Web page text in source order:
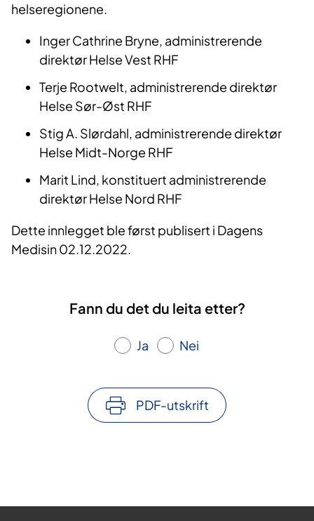
helseregionene.
​Inge​r Cathrine Bryne, administrerende
direktør Helse Vest RHF
Terje Rootwelt, administrerende direktør
Helse Sør-Øst RHF
Stig A. Slørdahl, administrerende direktør
Helse Midt-Norge RHF
Marit Lind, konstituert administrerende
direktør Helse Nord RHF
​Dette innlegget ble først publisert i Dagens
Medisin 02.12.2022.
Fann du det du leita etter?
Ja Nei
PDF-utskrift